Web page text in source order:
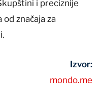
i preciznije
značaja za
Izvor:
mondo.me